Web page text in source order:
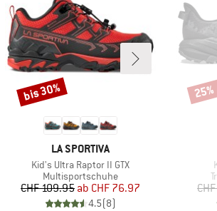
MARKE
LA SPORTIVA
Artikel
Kid's Ultra Raptor II GTX
Produktgruppe
Multisportschuhe
Preis
CHF 109.95 reduzierter Preis
ab CHF 76.97
4.5(8)
Rabatt
bis 30% 25%